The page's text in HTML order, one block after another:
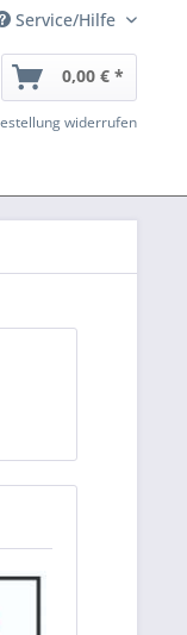
Service/Hilfe
0,00 € *
widerrufen